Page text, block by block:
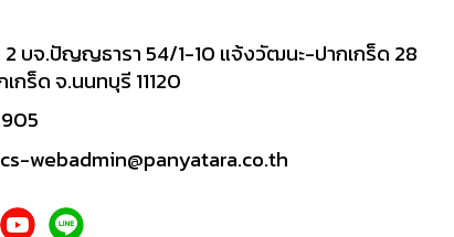
บจ.ปัญญธารา 54/1-10 แจ้งวัฒนะ-ปากเกร็ด 28
กร็ด จ.นนทบุรี 11120
webadmin@panyatara.co.th